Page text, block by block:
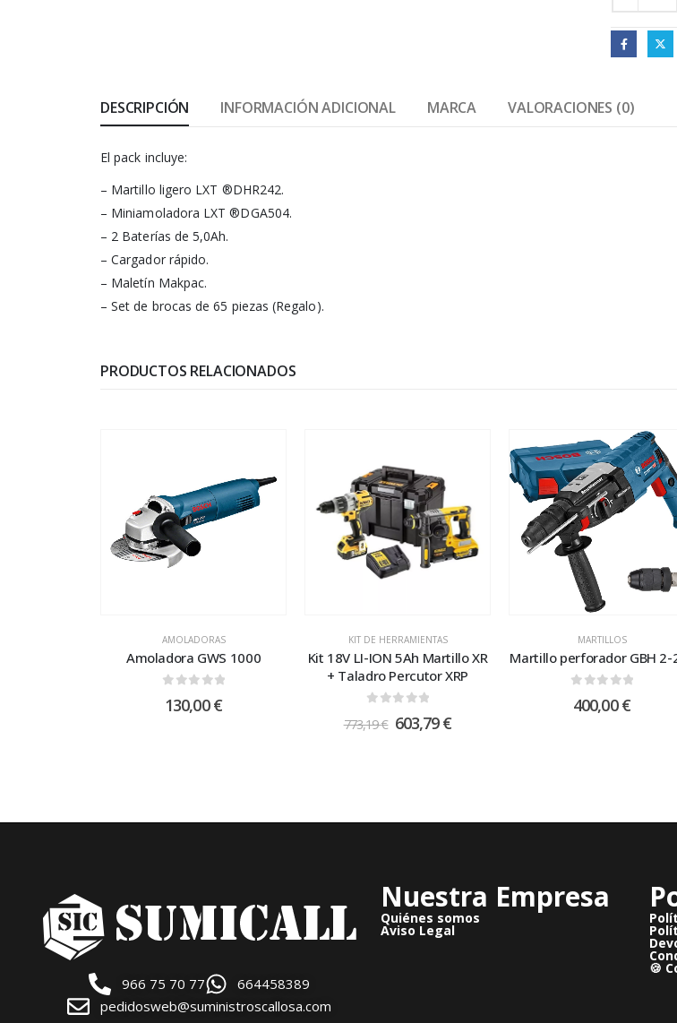
DESCRIPCIÓN INFORMACIÓN ADICIONAL MARCA VALORACIONES (0)
El pack incluye:
– Martillo ligero LXT ®DHR242.
– Miniamoladora LXT ®DGA504.
– 2 Baterías de 5,0Ah.
– Cargador rápido.
– Maletín Makpac.
– Set de brocas de 65 piezas (Regalo).
PRODUCTOS RELACIONADOS
AMOLADORAS
Amoladora GWS 1000
130,00€
KIT DE HERRAMIENTAS
Kit 18V LI-ION 5Ah Martillo XR
+ Taladro Percutor XRP
773,19€ 603,79€
MARTILLOS
Martillo perforador GBH 2-
400,00€
966 75 70 77
664458389
pedidosweb@suministroscallosa.com
Nuestra Empresa
Quiénes somos
Aviso Legal
🍪